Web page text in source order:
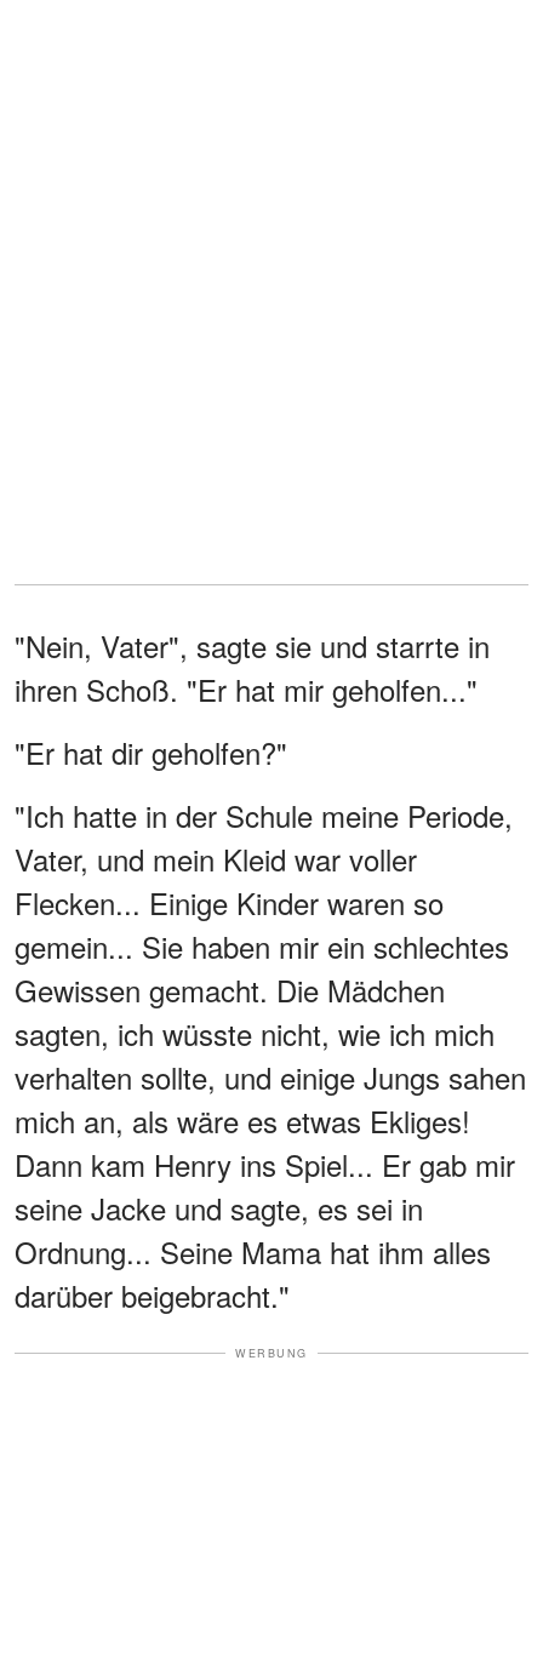
"Nein, Vater", sagte sie und starrte in
ihren Schoß. "Er hat mir geholfen..."
"Er hat dir geholfen?"
"Ich hatte in der Schule meine Periode,
Vater, und mein Kleid war voller
Flecken... Einige Kinder waren so
gemein... Sie haben mir ein schlechtes
Gewissen gemacht. Die Mädchen
sagten, ich wüsste nicht, wie ich mich
verhalten sollte, und einige Jungs sahen
mich an, als wäre es etwas Ekliges!
Dann kam Henry ins Spiel... Er gab mir
seine Jacke und sagte, es sei in
Ordnung... Seine Mama hat ihm alles
darüber beigebracht."
WERBUNG